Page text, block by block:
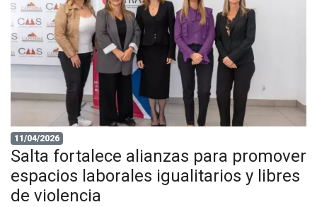
11/04/2026
Salta fortalece alianzas para promover
espacios laborales igualitarios y libres
de violencia